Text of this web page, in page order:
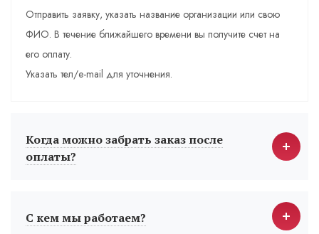
Отправить заявку, указать название организации или свою
ФИО. В течение ближайшего времени вы получите счет на
его оплату.
Указать тел/e-mail для уточнения.
Когда можно забрать заказ после
оплаты?
С кем мы работаем?